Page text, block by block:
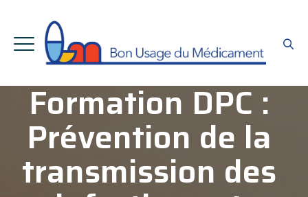
Formation DPC :
Prévention de la
transmission des